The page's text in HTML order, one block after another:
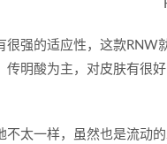
很强的适应性，这款RNW
传明酸为主，对皮肤有很
不太一样，虽然也是流动